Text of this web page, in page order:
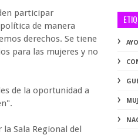
participar
de manera
derechos. Se tiene
para las mujeres y no
de la oportunidad a
Sala Regional del